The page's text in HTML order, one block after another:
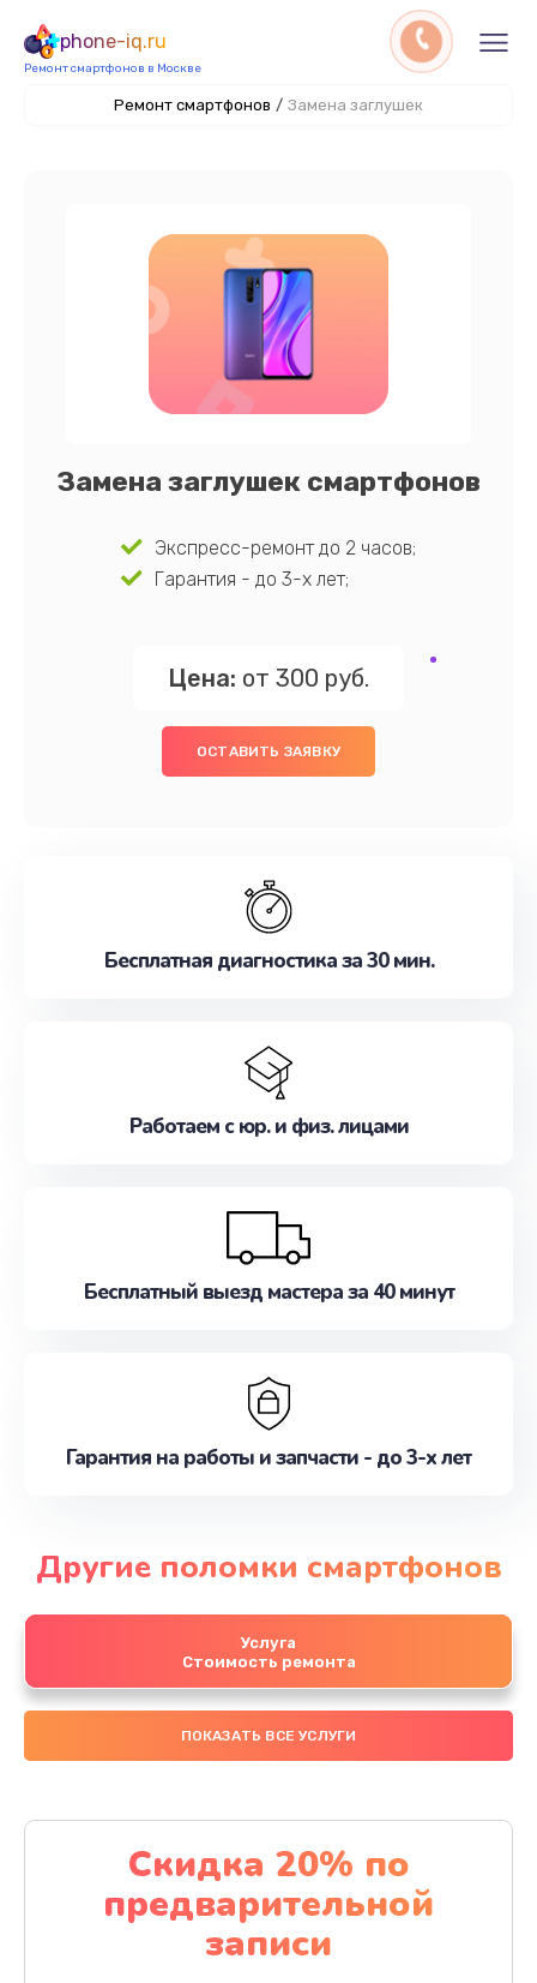
phone-iq.ru
Ремонт смартфонов в Москве
Ремонт смартфонов / Замена заглушек
Замена заглушек смартфонов
Экспресс-ремонт до 2 часов;
Гарантия - до 3-х лет;
Цена: от 300 руб.
ОСТАВИТЬ ЗАЯВКУ
Бесплатная диагностика за 30 мин.
Работаем с юр. и физ. лицами
Бесплатный выезд мастера за 40 минут
Гарантия на работы и запчасти - до 3-х лет
Другие поломки смартфонов
Услуга
Стоимость ремонта
ПОКАЗАТЬ ВСЕ УСЛУГИ
Скидка 20% по
предварительной
записи